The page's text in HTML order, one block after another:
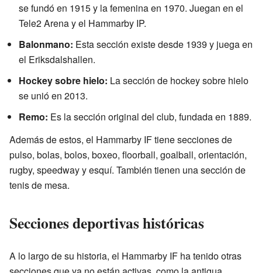
se fundó en 1915 y la femenina en 1970. Juegan en el
Tele2 Arena y el Hammarby IP.
Balonmano: Esta sección existe desde 1939 y juega en
el Eriksdalshallen.
Hockey sobre hielo: La sección de hockey sobre hielo
se unió en 2013.
Remo: Es la sección original del club, fundada en 1889.
Además de estos, el Hammarby IF tiene secciones de
pulso, bolas, bolos, boxeo, floorball, goalball, orientación,
rugby, speedway y esquí. También tienen una sección de
tenis de mesa.
Secciones deportivas históricas
A lo largo de su historia, el Hammarby IF ha tenido otras